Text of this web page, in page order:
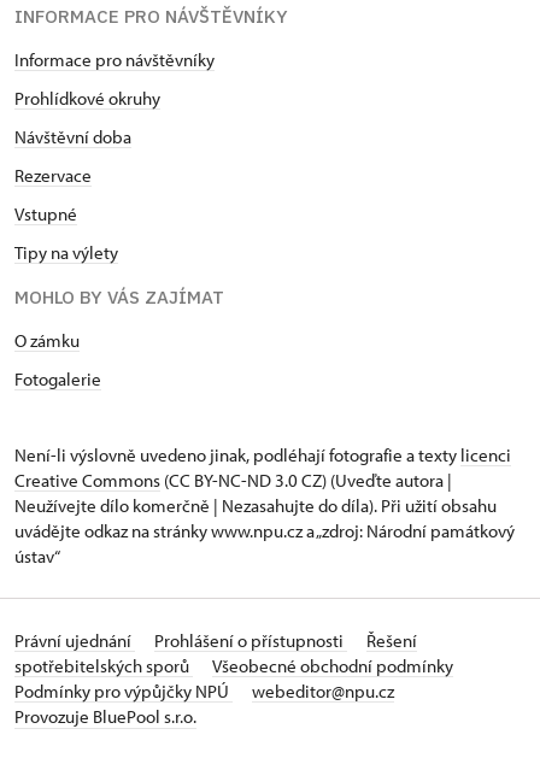
INFORMACE PRO NÁVŠTĚVNÍKY
Informace pro návštěvníky
Prohlídkové okruhy
Návštěvní doba
Rezervace
Vstupné
Tipy na výlety
MOHLO BY VÁS ZAJÍMAT
O zámku
Fotogalerie
Není-li výslovně uvedeno jinak, podléhají fotografie a texty licenci
Creative Commons (CC BY-NC-ND 3.0 CZ) (Uveďte autora |
Neužívejte dílo komerčně | Nezasahujte do díla). Při užití obsahu
uvádějte odkaz na stránky www.npu.cz a „zdroj: Národní památkový
ústav“
Právní ujednání Prohlášení o přístupnosti
Řešení
spotřebitelských sporů
Všeobecné obchodní podmínky
Podmínky pro výpůjčky NPÚ
webeditor@npu.cz
Provozuje BluePool s.r.o.